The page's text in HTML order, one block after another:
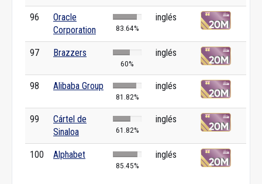
96
Oracle
Corporation
83.64%
inglés
97 Brazzers
60%
inglés
98 Alibaba Group
81.82%
inglés
99
Cártel de
Sinaloa
61.82%
inglés
100 Alphabet
85.45%
inglés